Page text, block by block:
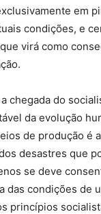
em
condições, e
virá como
chegada do
da evolução
de produção é
desastres que
se deve
das condições de
princípios